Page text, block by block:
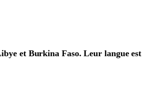
et Burkina Faso. Leur langue est